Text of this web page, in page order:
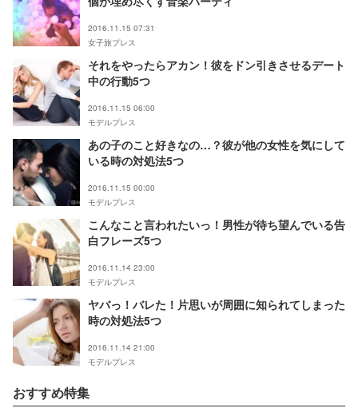
2016.11.15 07:31
女子旅プレス
それをやったらアカン！彼をドン引きさせるデート
中の行動5つ
2016.11.15 06:00
モデルプレス
あの子のこと好きなの…？彼が他の女性を気にして
いる時の対処法5つ
2016.11.15 00:00
モデルプレス
こんなこと言われたいっ！男性が待ち望んでいる告
白フレーズ5つ
2016.11.14 23:00
モデルプレス
ヤバっ！バレた！片思いが周囲に知られてしまった
時の対処法5つ
2016.11.14 21:00
モデルプレス
おすすめ特集